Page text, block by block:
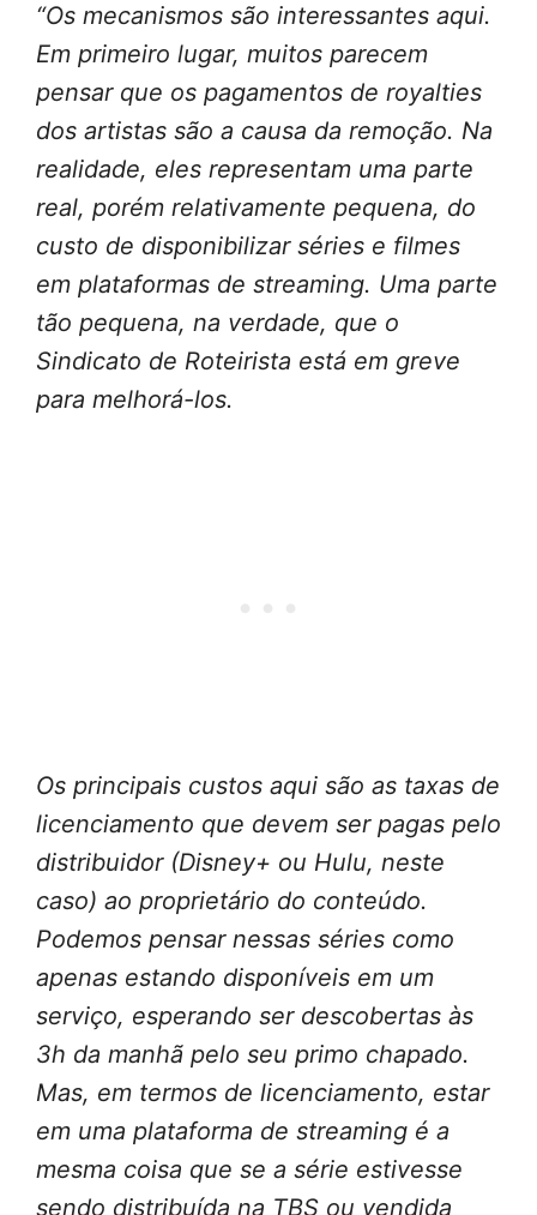
“Os mecanismos são interessantes aqui.
Em primeiro lugar, muitos parecem
pensar que os pagamentos de royalties
dos artistas são a causa da remoção. Na
realidade, eles representam uma parte
real, porém relativamente pequena, do
custo de disponibilizar séries e filmes
em plataformas de streaming. Uma parte
tão pequena, na verdade, que o
Sindicato de Roteirista está em greve
para melhorá-los.
Os principais custos aqui são as taxas de
licenciamento que devem ser pagas pelo
distribuidor (Disney+ ou Hulu, neste
caso) ao proprietário do conteúdo.
Podemos pensar nessas séries como
apenas estando disponíveis em um
serviço, esperando ser descobertas às
3h da manhã pelo seu primo chapado.
Mas, em termos de licenciamento, estar
em uma plataforma de streaming é a
mesma coisa que se a série estivesse
sendo distribuída na TBS ou vendida